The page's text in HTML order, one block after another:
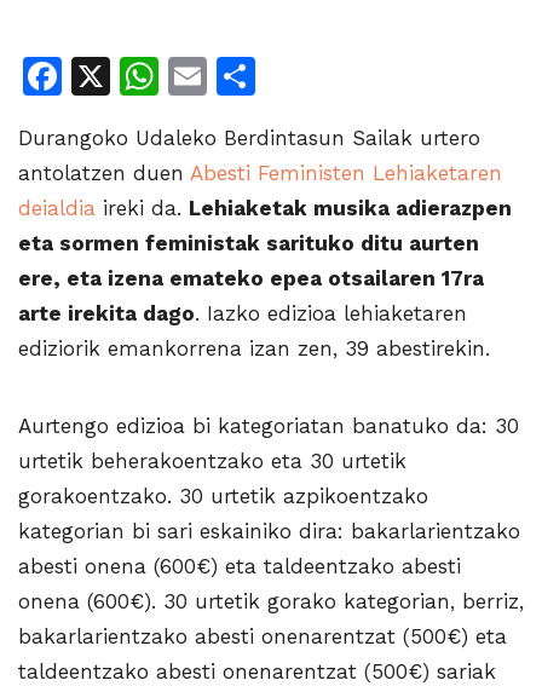
Facebook
X WhatsApp
Email
Durangoko Udaleko Berdintasun Sailak urtero
antolatzen duen Abesti Feministen Lehiaketaren
deialdia ireki da. Lehiaketak musika adierazpen
eta sormen feministak sarituko ditu aurten
ere, eta izena emateko epea otsailaren 17ra
arte irekita dago. Iazko edizioa lehiaketaren
ediziorik emankorrena izan zen, 39 abestirekin.
Aurtengo edizioa bi kategoriatan banatuko da: 30
urtetik beherakoentzako eta 30 urtetik
gorakoentzako. 30 urtetik azpikoentzako
kategorian bi sari eskainiko dira: bakarlarientzako
abesti onena (600€) eta taldeentzako abesti
onena (600€). 30 urtetik gorako kategorian, berriz,
bakarlarientzako abesti onenarentzat (500€) eta
taldeentzako abesti onenarentzat (500€) sariak